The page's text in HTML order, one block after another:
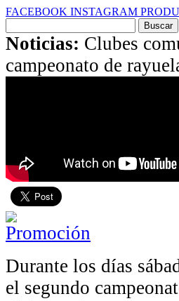
FACEBOOK INSTAGRAM
por:
Noticias: Clubes
campeonato de
Durante los días
el segundo